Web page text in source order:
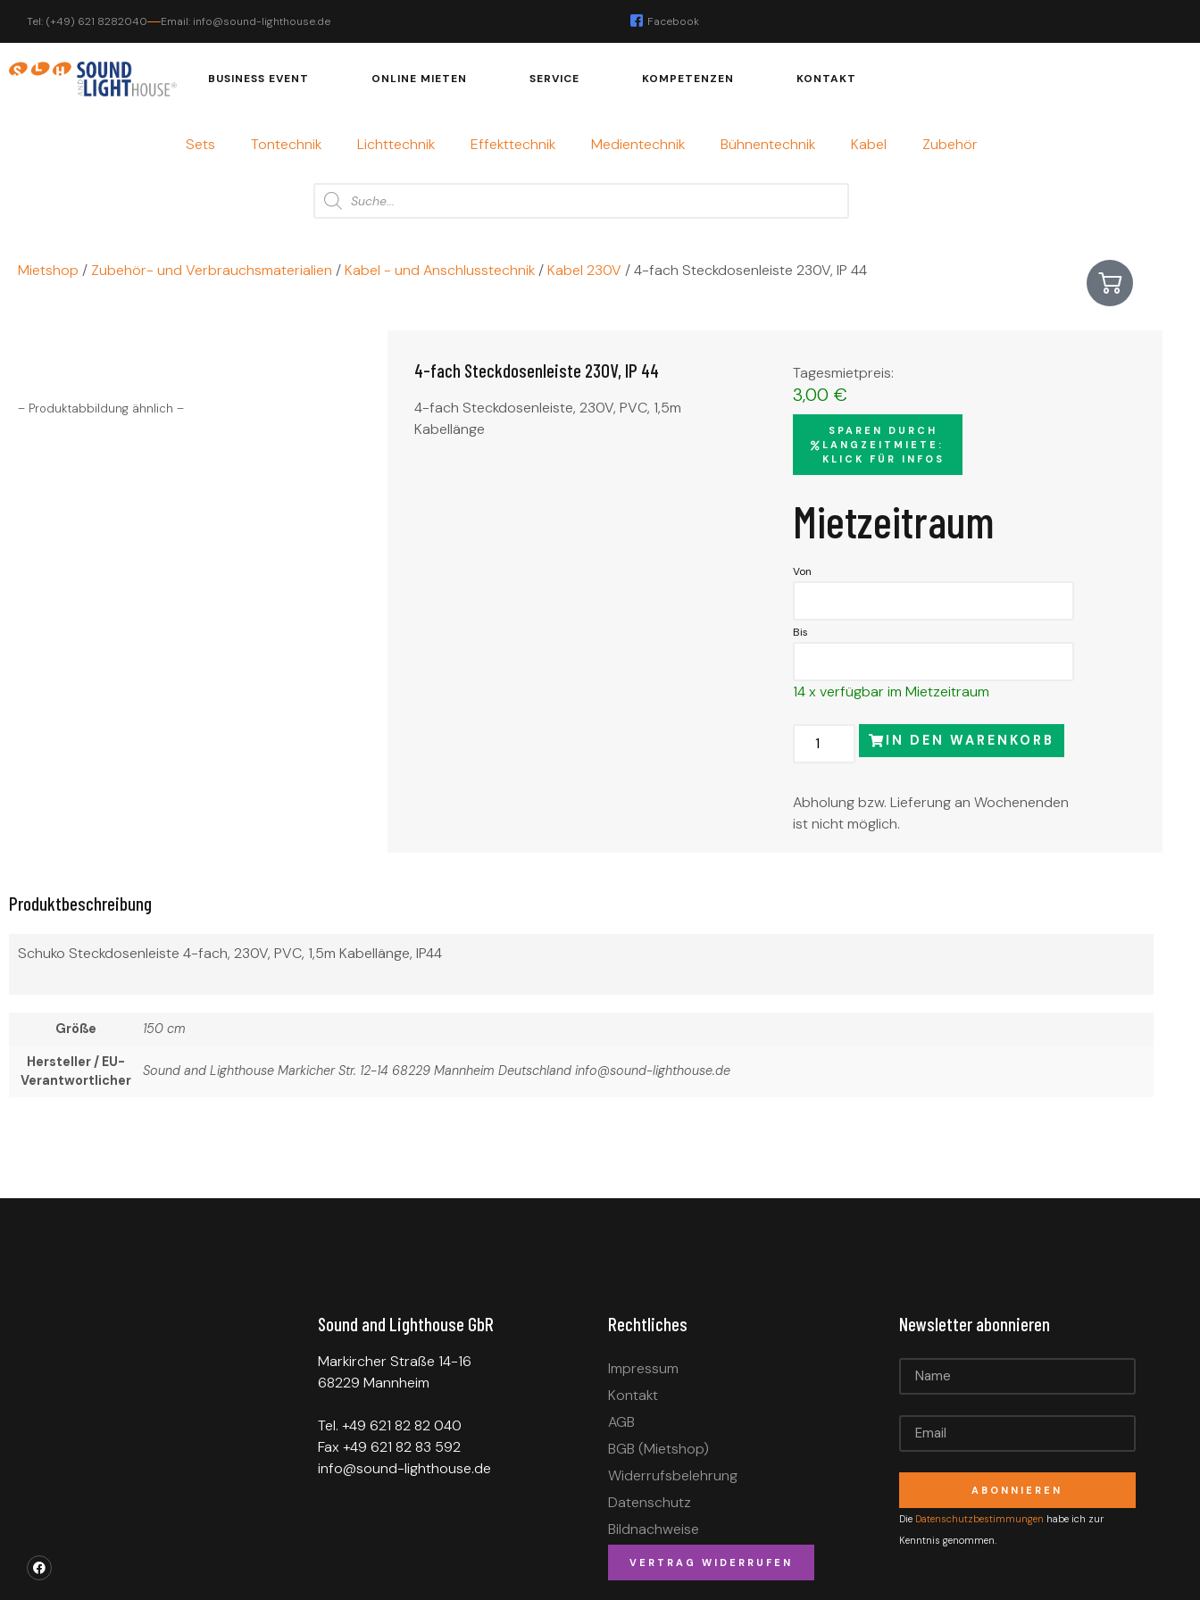
Tel: (+49) 621 8282040 Email: info@sound-lighthouse.de Facebook
BUSINESS EVENT ONLINE MIETEN SERVICE KOMPETENZEN KONTAKT
Sets Tontechnik Lichttechnik Effekttechnik Medientechnik Bühnentechnik Kabel Zubehör
Mietshop / Zubehör- und Verbrauchsmaterialien /Kabel - und Anschlusstechnik /Kabel 230V / 4-fach Steckdosenleiste 230V, IP 44
– Produktabbildung ähnlich –
4-fach Steckdosenleiste 230V, IP 44
4-fach Steckdosenleiste, 230V, PVC, 1,5m
Kabellänge
Tagesmietpreis:
3,00 €
SPAREN DURCH
LANGZEITMIETE:
KLICK FÜR INFOS
Mietzeitraum
Von
Bis
14 x verfügbar im Mietzeitraum
IN DEN WARENKORB
Abholung bzw. Lieferung an Wochenenden
ist nicht möglich.
Produktbeschreibung
Schuko Steckdosenleiste 4-fach, 230V, PVC, 1,5m Kabellänge, IP44
Größe 150 cm
Hersteller / EU-
Verantwortlicher
Sound and Lighthouse Markicher Str. 12-14 68229 Mannheim Deutschland info@sound-lighthouse.de
Sound and Lighthouse GbR
Markircher Straße 14-16
68229 Mannheim
Tel. +49 621 82 82 040
Fax +49 621 82 83 592
info@sound-lighthouse.de
Rechtliches
Impressum
Kontakt
AGB
BGB (Mietshop)
Widerrufsbelehrung
Datenschutz
Bildnachweise
VERTRAG WIDERRUFEN
Newsletter abonnieren
ABONNIEREN
Die Datenschutzbestimmungen habe ich zur
Kenntnis genommen.